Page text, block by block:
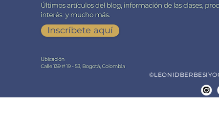
Inscríbete aquí